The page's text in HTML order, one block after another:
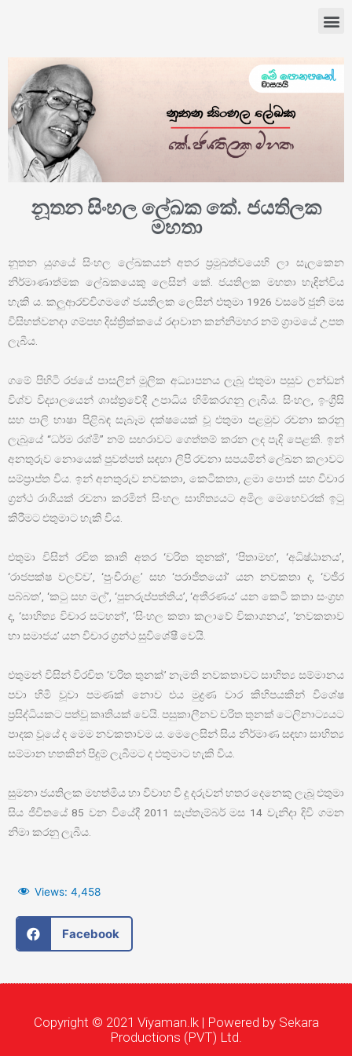
නූතන සිංහල ලේඛක කේ. ජයතිලක
මහතා
නූතන යුගයේ සිංහල ලේඛකයන් අතර ප්‍රමුඛත්වයෙහි ලා සැලකෙන
නිර්මාණාත්මක ලේඛකයෙකු ලෙසින් කේ. ජයතිලක මහතා හැඳින්විය
හැකි ය. කලුආරච්චිගමගේ ජයතිලක ලෙසින් එතුමා 1926 වසරේ ජුනි මස
විසිහත්වනදා ගම්පහ දිස්ත්‍රික්කයේ රදාවාන කන්නිමහර නම් ග්‍රාමයේ උපත
ලැබීය.
ගමේ පිහිටි රජයේ පාසලින් මූලික අධ්‍යාපනය ලැබූ එතුමා පසුව ලන්ඩන්
විශ්ව විද්‍යාලයෙන් ශාස්ත්‍රවේදී උපාධිය හිමිකරගනු ලැබීය. සිංහල, ඉංග්‍රීසි
සහ පාලි භාෂා පිළිබඳ සැබෑම දක්ෂයෙක් වූ එතුමා පළමුව රචනා කරනු
ලැබූයේ “ධර්ම රශ්මි” නම් සඟරාවට ගෙත්තම් කරන ලද පැදි පෙළකි. ඉන්
අනතුරුව නොයෙක් පුවත්පත් සඳහා ලිපි රචනා සපයමින් ලේඛන කලාවට
සම්ප්‍රාප්ත විය. ඉන් අනතුරුව නවකතා, කෙටිකතා, ළමා පොත් සහ විචාර
ග්‍රන්ථ රාශියක් රචනා කරමින් සිංහල සාහිත්‍යයට අමිල මෙහෙවරක් ඉටු
කිරීමට එතුමාට හැකි විය.
එතුමා විසින් රචිත කෘති අතර ‘චරිත තුනක්’, ‘පිතාමහ’, ‘අධිෂ්ඨානය’,
‘රාජපක්ෂ වලව්ව’, ‘පුංචිරාළ’ සහ ‘පරාජිතයෝ’ යන නවකතා ද, ‘වජිර
පබ්බත’, ‘කටු සහ මල්’, ‘පුනරුප්පත්තිය’, ‘අතීරණය’ යන කෙටි කතා සංග්‍රහ
ද, ‘සාහිත්‍ය විචාර සටහන්’, ‘සිංහල කතා කලාවේ විකාශනය’, ‘නවකතාව
හා සමාජය’ යන විචාර ග්‍රන්ථ සුවිශේෂී වෙයි.
එතුමන් විසින් විරචිත ‘චරිත තුනක්’ නැමති නවකතාවට සාහිත්‍ය සම්මානය
පවා හිමි වූවා පමණක් නොව එය මුද්‍රණ වාර කිහිපයකින් විශේෂ
ප්‍රසිද්ධියකට පත්වූ කෘතියක් වෙයි. පසුකාලීනව චරිත තුනක් ටෙලිනාට්‍යයට
පාදක වූයේ ද මෙම නවකතාවම ය. මෙලෙසින් සිය නිර්මාණ සඳහා සාහිත්‍ය
සම්මාන හතකින් පිදුම් ලැබීමට ද එතුමාට හැකි විය.
සුමනා ජයතිලක මහත්මිය හා විවාහ වී දූ දරුවන් හතර දෙනෙකු ලැබූ එතුමා
සිය ජීවිතයේ 85 වන වියේදී 2011 සැප්තැම්බර් මස 14 වැනිදා දිවි ගමන
නිමා කරනු ලැබීය.
Views: 4,458
Facebook
Copyright © 2021 Viyaman.lk | Powered by Sekara
Productions (PVT) Ltd.